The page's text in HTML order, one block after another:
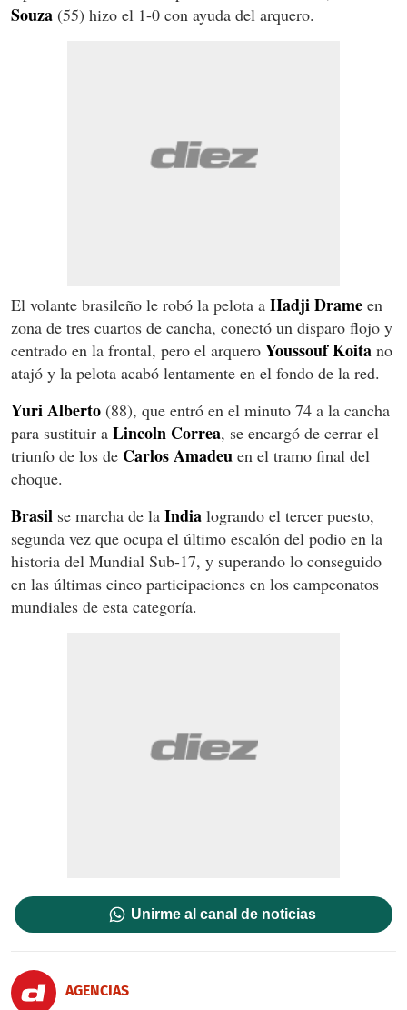
Souza (55) hizo el 1-0 con ayuda del arquero.
El volante brasileño le robó la pelota a Hadji Drame en
zona de tres cuartos de cancha, conectó un disparo flojo y
centrado en la frontal, pero el arquero Youssouf Koita no
atajó y la pelota acabó lentamente en el fondo de la red.
Yuri Alberto (88), que entró en el minuto 74 a la cancha
para sustituir a Lincoln Correa, se encargó de cerrar el
triunfo de los de Carlos Amadeu en el tramo final del
choque.
Brasil se marcha de la India logrando el tercer puesto,
segunda vez que ocupa el último escalón del podio en la
historia del Mundial Sub-17, y superando lo conseguido
en las últimas cinco participaciones en los campeonatos
mundiales de esta categoría.
Unirme al canal de noticias
AGENCIAS